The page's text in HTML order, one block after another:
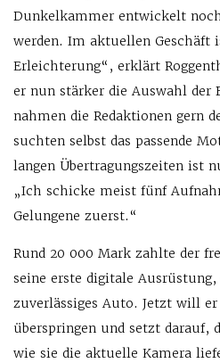
Dunkelkammer entwickelt
werden. Im aktuellen Geschäft
Erleichterung“, erklärt
er nun stärker die Auswahl der
nahmen die Redaktionen gern
suchten selbst das passende
langen Übertragungszeiten ist
„Ich schicke meist fünf
Gelungene zuerst.“
Rund 20 000 Mark zahlte der
seine erste digitale
zuverlässiges Auto. Jetzt will er
überspringen und setzt darauf,
wie sie die aktuelle Kamera